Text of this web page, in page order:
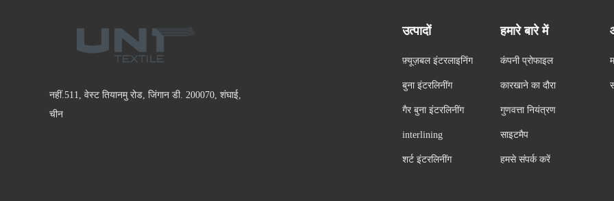
नहीं.511, वेस्ट तियानमु रोड, जिंगान डी. 200070, शंघाई,
चीन
उत्पादों
फ़्यूज़बल इंटरलाइनिंग
बुना इंटरलिनींग
गैर बुना इंटरलिनींग
interlining
शर्ट इंटरलिनींग
हमारे बारे में
कंपनी प्रोफाइल
कारखाने का दौरा
गुणवत्ता नियंत्रण
साइटमैप
हमसे संपर्क करें